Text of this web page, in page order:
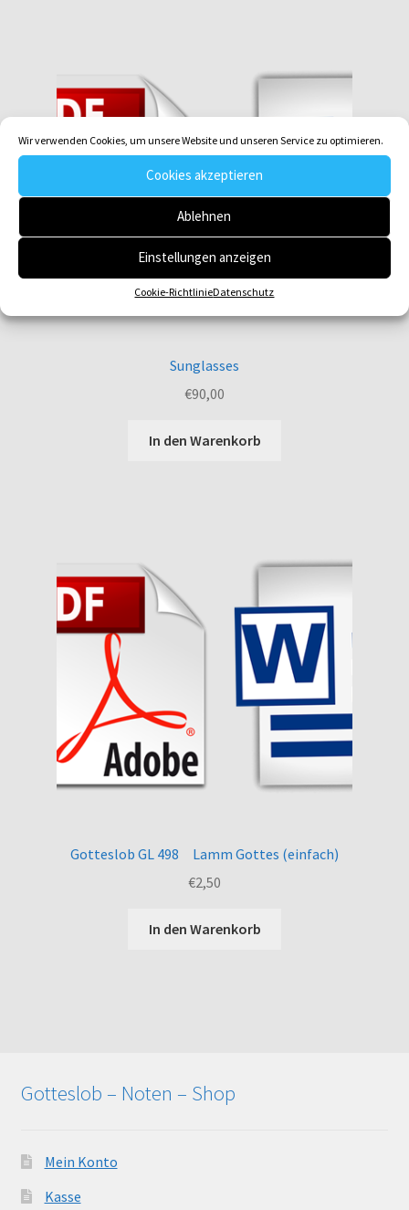
Wir verwenden Cookies, um unsere Website und unseren Service zu optimieren.
Cookies akzeptieren
Ablehnen
Einstellungen anzeigen
Cookie-RichtlinieDatenschutz
Sunglasses
€90,00
In den Warenkorb
Gotteslob GL 498 Lamm Gottes (einfach)
€2,50
In den Warenkorb
Gotteslob – Noten – Shop
Mein Konto
Kasse